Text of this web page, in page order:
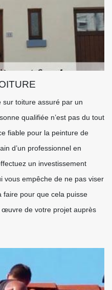
sur toiture assuré par un
qualifiée n’est pas du tout
fiable pour la peinture de
d’un professionnel en
un investissement
vous empêche de ne pas viser
faire pour que cela puisse
œuvre de votre projet auprès